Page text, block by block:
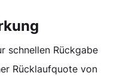
schnellen Rückgabe
Rücklaufquote von